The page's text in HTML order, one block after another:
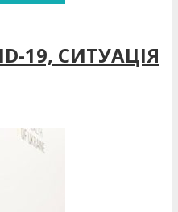
19, СИТУАЦІЯ